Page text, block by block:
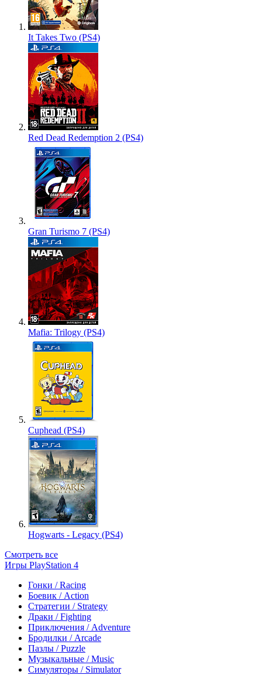
It Takes Two (PS4)
Red Dead Redemption 2 (PS4)
Gran Turismo 7 (PS4)
Mafia: Trilogy (PS4)
Cuphead (PS4)
Hogwarts - Legacy (PS4)
Смотреть все
Игры PlayStation 4
Гонки / Racing
Боевик / Action
Стратегии / Strategy
Драки / Fighting
Приключения / Adventure
Бродилки / Arcade
Пазлы / Puzzle
Музыкальные / Music
Симуляторы / Simulator